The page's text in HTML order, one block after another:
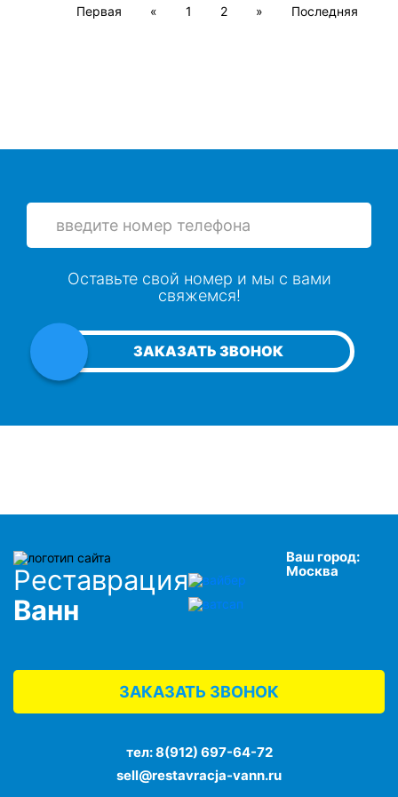
Первая « 1 2 » Последняя
ЗАКАЗАТЬ ЗВОНОК
Оставьте свой номер и мы с вами
свяжемся!
Реставрация
Ванн
Ваш город:
Москва
ЗАКАЗАТЬ ЗВОНОК
тел:8(912) 697-64-72
sell@restavracja-vann.ru